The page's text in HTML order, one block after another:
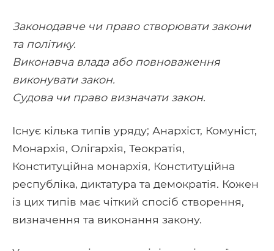
Законодавче чи право створювати закони
та політику.
Виконавча влада або повноваження
виконувати закон.
Судова чи право визначати закон.
Існує кілька типів уряду; Анархіст, Комуніст,
Монархія, Олігархія, Теократія,
Конституційна монархія, Конституційна
республіка, диктатура та демократія. Кожен
із цих типів має чіткий спосіб створення,
визначення та виконання закону.